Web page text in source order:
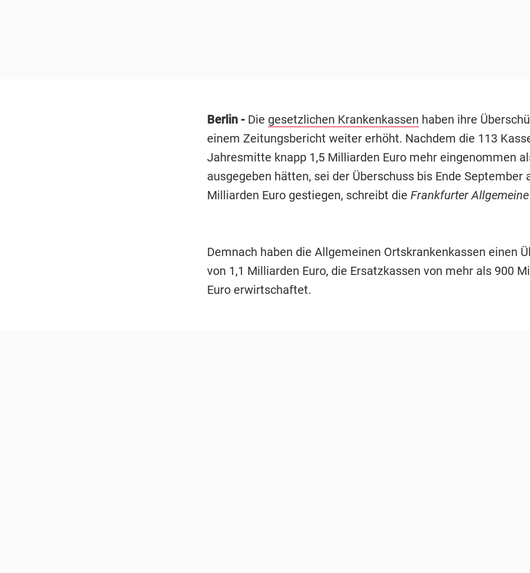
Berlin -Die gesetzlichen Krankenkassen haben ihre
einem Zeitungsbericht weiter erhöht. Nachdem die 113
Jahresmitte knapp 1,5 Milliarden Euro mehr eingenommen
ausgegeben hätten, sei der Überschuss bis Ende September
Milliarden Euro gestiegen, schreibt die Frankfurter
Demnach haben die Allgemeinen Ortskrankenkassen einen
von 1,1 Milliarden Euro, die Ersatzkassen von mehr als 900
Euro erwirtschaftet.